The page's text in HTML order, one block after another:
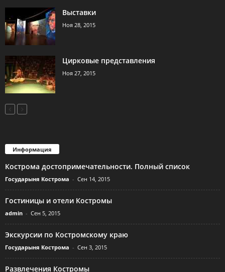
Выставки
Ноя 28, 2015
Цирковые представления
Ноя 27, 2015
Информация
Кострома достопримечательности. Полный список
Государыня Кострома - Сен 14, 2015
Гостиницы и отели Костромы
admin - Сен 5, 2015
Экскурсии по Костромскому краю
Государыня Кострома - Сен 3, 2015
Развлечения Костромы